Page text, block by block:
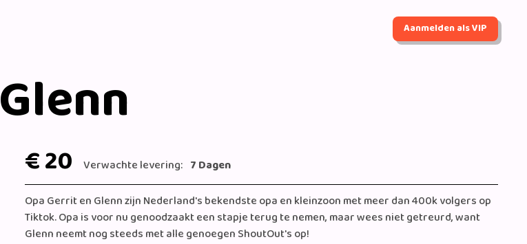
Aanmelden als VIP
Glenn
€ 20 Verwachte levering: 7 Dagen
Opa Gerrit en Glenn zijn Nederland's bekendste opa en kleinzoon met meer dan 400k volgers op
Tiktok. Opa is voor nu genoodzaakt een stapje terug te nemen, maar wees niet getreurd, want
Glenn neemt nog steeds met alle genoegen ShoutOut's op!